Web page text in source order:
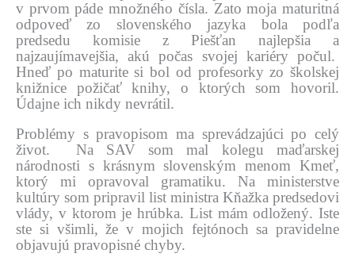
v prvom páde množného čísla. Zato moja maturitná
odpoveď zo slovenského jazyka bola podľa
predsedu komisie z Piešťan najlepšia a
najzaujímavejšia, akú počas svojej kariéry počul.
Hneď po maturite si bol od profesorky zo školskej
knižnice požičať knihy, o ktorých som hovoril.
Údajne ich nikdy nevrátil.
Problémy s pravopisom ma sprevádzajúci po celý
život. Na SAV som mal kolegu maďarskej
národnosti s krásnym slovenským menom Kmeť,
ktorý mi opravoval gramatiku. Na ministerstve
kultúry som pripravil list ministra Kňažka predsedovi
vlády, v ktorom je hrúbka. List mám odložený. Iste
ste si všimli, že v mojich fejtónoch sa pravidelne
objavujú pravopisné chyby.